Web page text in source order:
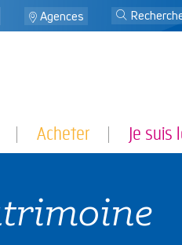
Agences j
Acheter Je suis